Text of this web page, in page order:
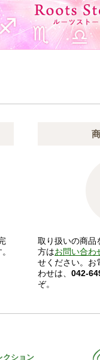
取り扱いの商品
方はお問い合わ
せください。お
わせは、 042-
ぞ。
クション